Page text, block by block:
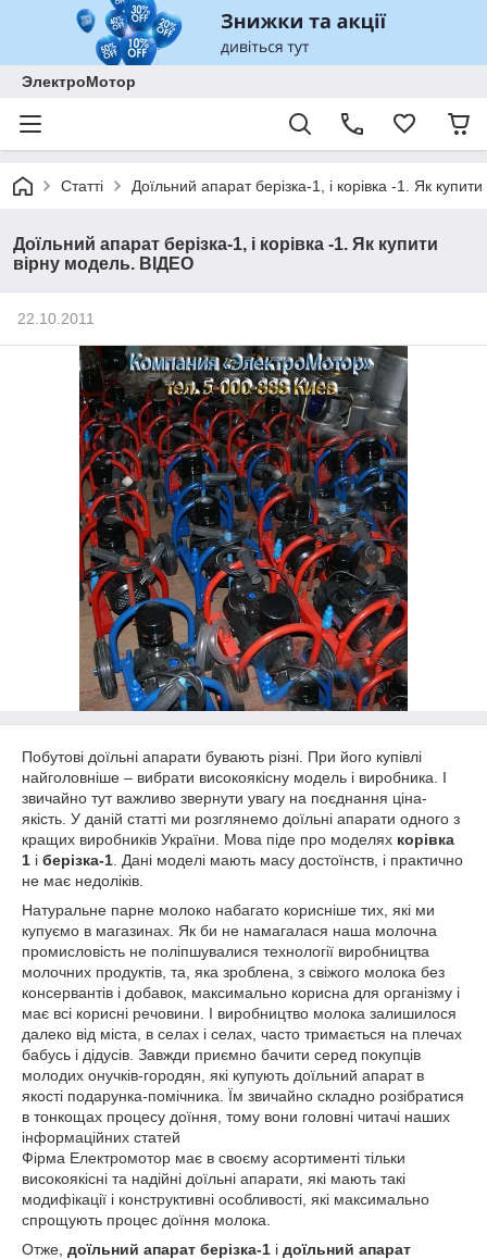
ЭлектроМотор
Статті Доїльний апарат берізка-1, і корівка -1. Як
Доїльний апарат берізка-1, і корівка -1. Як купити
вірну модель. ВІДЕО
22.10.2011
Побутові доїльні апарати бувають різні. При його купівлі
найголовніше – вибрати високоякісну модель і виробника. І
звичайно тут важливо звернути увагу на поєднання ціна-
якість. У даній статті ми розглянемо доїльні апарати одного з
кращих виробників України. Мова піде про моделях корівка
1 і берізка-1 . Дані моделі мають масу достоїнств, і практично
не має недоліків.
Натуральне парне молоко набагато корисніше тих, які ми
купуємо в магазинах. Як би не намагалася наша молочна
промисловість не поліпшувалися технології виробництва
молочних продуктів, та, яка зроблена, з свіжого молока без
консервантів і добавок, максимально корисна для організму і
має всі корисні речовини. І виробництво молока залишилося
далеко від міста, в селах і селах, часто тримається на плечах
бабусь і дідусів. Завжди приємно бачити серед покупців
молодих онучків-городян, які купують доїльний апарат в
якості подарунка-помічника. Їм звичайно складно розібратися
в тонкощах процесу доїння, тому вони головні читачі наших
інформаційних статей
Фірма Електромотор має в своєму асортименті тільки
високоякісні та надійні доїльні апарати, які мають такі
модифікації і конструктивні особливості, які максимально
спрощують процес доїння молока.
Отже, доїльний апарат берізка-1 і доїльний апарат